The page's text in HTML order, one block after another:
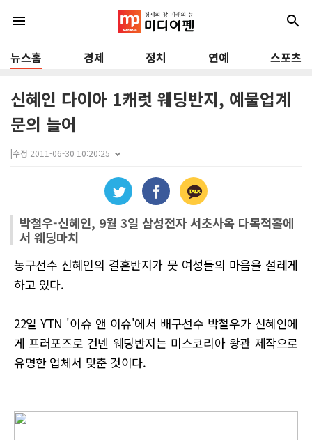
menu search
뉴스홈 경제 정치 연예 스포츠
신혜인 다이아 1캐럿 웨딩반지, 예물업계
문의 늘어
|수정 2011-06-30 10:20:25
박철우-신혜인, 9월 3일 삼성전자 서초사옥 다목적홀에
서 웨딩마치
농구선수 신혜인의 결혼반지가 뭇 여성들의 마음을 설레게
하고 있다.
22일 YTN '이슈 앤 이슈'에서 배구선수 박철우가 신혜인에
게 프러포즈로 건넨 웨딩반지는 미스코리아 왕관 제작으로
유명한 업체서 맞춘 것이다.